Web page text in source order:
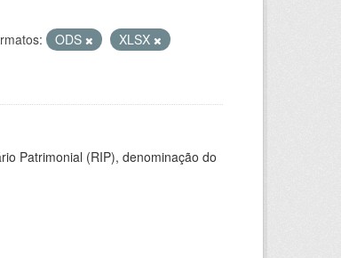
ODS
XLSX
Patrimonial (RIP), denominação do